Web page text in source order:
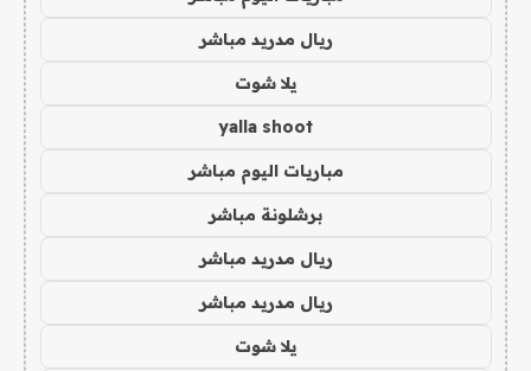
ريال مدريد مباشر
يلا شوت
yalla shoot
مباريات اليوم مباشر
برشلونة مباشر
ريال مدريد مباشر
ريال مدريد مباشر
يلا شوت